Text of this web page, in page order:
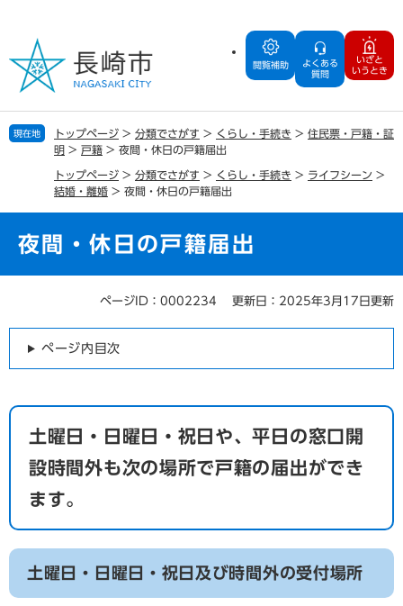
の
で
す
ー
ば
し
閲覧補助
よくある
質問
いざと
いうとき
現在地 トップページ > 分類でさがす > くらし・手続き > 住民票・戸籍・証
明 > 戸籍 > 夜間・休日の戸籍届出
トップページ > 分類でさがす > くらし・手続き > ライフシーン >
結婚・離婚 > 夜間・休日の戸籍届出
夜間・休日の戸籍届出
ページID：0002234 更新日：2025年3月17日更新
ページ内目次
土曜日・日曜日・祝日や、平日の窓口開
設時間外も次の場所で戸籍の届出ができ
ます。
土曜日・日曜日・祝日及び時間外の受付場所